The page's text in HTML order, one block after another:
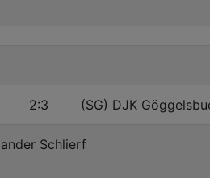
2:3 (SG) DJK
Schlierf